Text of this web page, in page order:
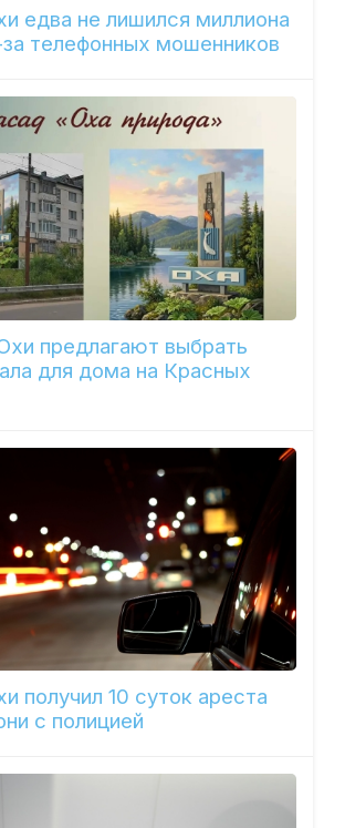
едва не лишился миллиона
за телефонных мошенников
предлагают выбрать
для дома на Красных
получил 10 суток ареста
с полицией